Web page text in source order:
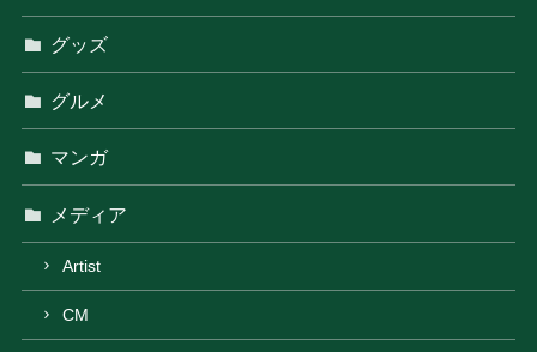
グッズ
グルメ
マンガ
メディア
Artist
CM